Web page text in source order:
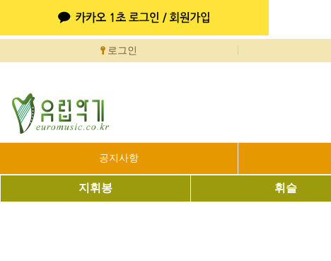
로그인
공지사항
지휘봉 휘슬